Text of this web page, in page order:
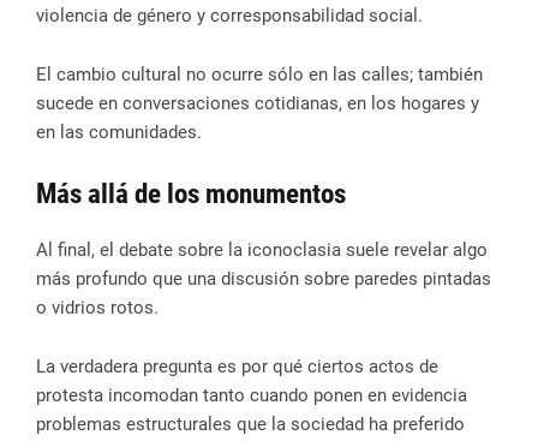
violencia de género y corresponsabilidad social.
El cambio cultural no ocurre sólo en las calles; también
sucede en conversaciones cotidianas, en los hogares y
en las comunidades.
Más allá de los monumentos
Al final, el debate sobre la iconoclasia suele revelar algo
más profundo que una discusión sobre paredes pintadas
o vidrios rotos.
La verdadera pregunta es por qué ciertos actos de
protesta incomodan tanto cuando ponen en evidencia
problemas estructurales que la sociedad ha preferido